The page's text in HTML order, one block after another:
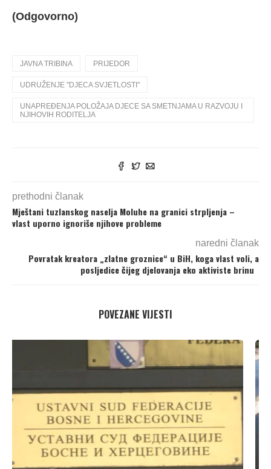
(Odgovorno)
JAVNA TRIBINA PRIJEDOR
UDRUŽENJE "DJECA SVJETLOSTI"
UNAPREĐENJA POLOŽAJA DJECE SA SMETNJAMA U RAZVOJU I
NJIHOVIH RODITELJA
prethodni članak
Mještani tuzlanskog naselja Moluhe na granici strpljenja –
vlast uporno ignoriše njihove probleme
naredni članak
Povratak kreatora „zlatne groznice“ u BiH, koga vlast voli, a
posljedice čijeg djelovanja eko aktiviste brinu
POVEZANE VIJESTI